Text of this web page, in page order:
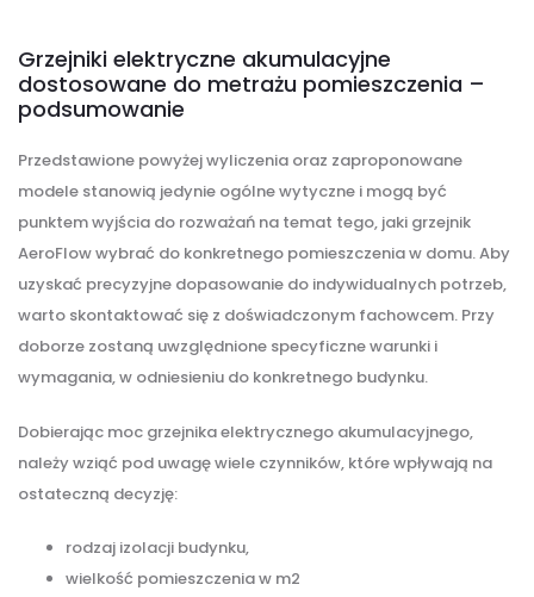
Grzejniki elektryczne akumulacyjne
dostosowane do metrażu pomieszczenia –
podsumowanie
Przedstawione powyżej wyliczenia oraz zaproponowane
modele stanowią jedynie ogólne wytyczne i mogą być
punktem wyjścia do rozważań na temat tego, jaki grzejnik
AeroFlow wybrać do konkretnego pomieszczenia w domu. Aby
uzyskać precyzyjne dopasowanie do indywidualnych potrzeb,
warto skontaktować się z doświadczonym fachowcem. Przy
doborze zostaną uwzględnione specyficzne warunki i
wymagania, w odniesieniu do konkretnego budynku.
Dobierając moc grzejnika elektrycznego akumulacyjnego,
należy wziąć pod uwagę wiele czynników, które wpływają na
ostateczną decyzję:
rodzaj izolacji budynku,
wielkość pomieszczenia w m2